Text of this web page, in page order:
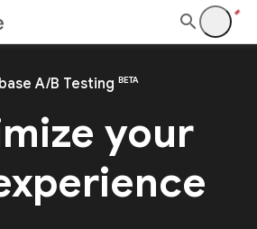
A/B Testing BETA
your